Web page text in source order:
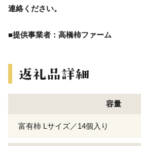
連絡ください。
■提供事業者：高橋柿ファーム
容量
富有柿 Lサイズ／14個入り